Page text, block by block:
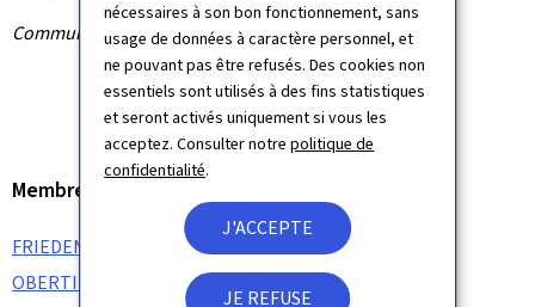
nécessaires à son bon fonctionnement, sans
usage de données à caractère personnel, et
ne pouvant pas être refusés. Des cookies non
essentiels sont utilisés à des fins statistiques
et seront activés uniquement si vous les
acceptez. Consulter notrepolitique de
confidentialité.
J'ACCEPTE
JE REFUSE
Communiqué par la Cellule de crise
Membre du gouvernement
FRIEDEN Luc
OBERTIN Stéphanie